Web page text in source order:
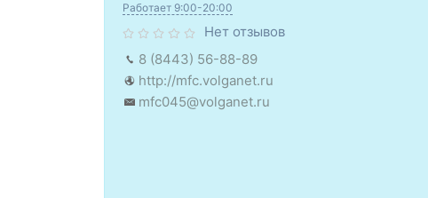
Работает 9:00-20:00
Нет отзывов
8 (8443) 56-88-89
http://mfc.volganet.ru
mfc045@volganet.ru